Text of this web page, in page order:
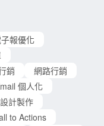
路行銷市場的驚濤駭
境：行銷簡訊 12 點秘
SMS 文
報優化
銷
網路行銷
個人化
計製作
to Actions